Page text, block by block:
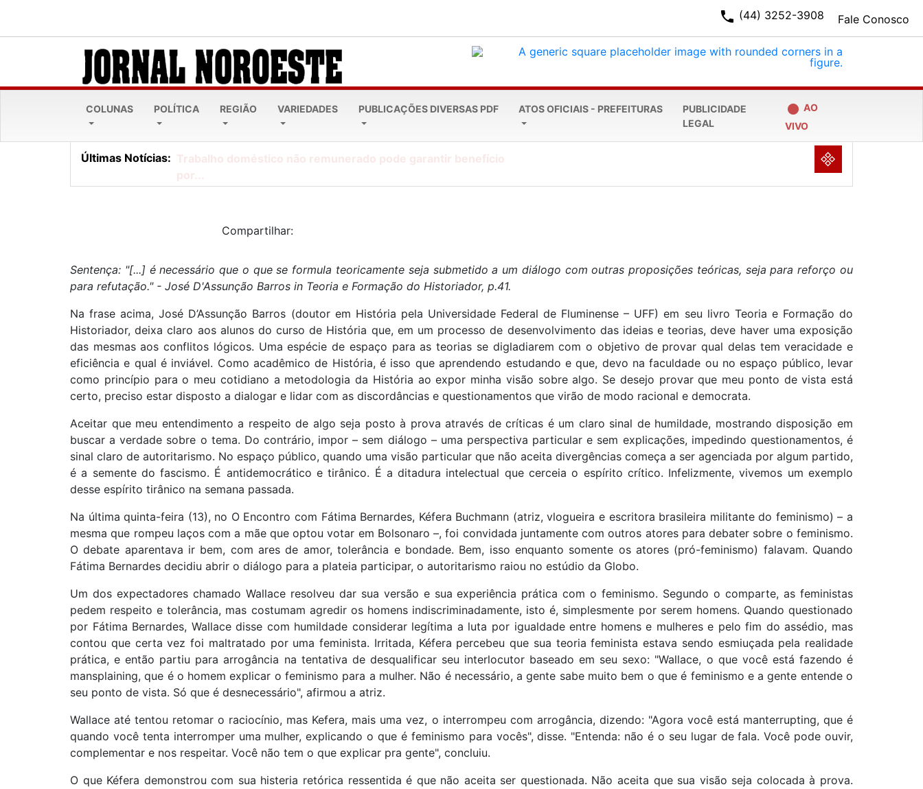
Fale Conosco
phone (44) 3252-3908
COLUNAS POLÍTICA REGIÃO VARIEDADES PUBLICAÇÕES DIVERSAS PDF ATOS OFICIAIS - PREFEITURAS
PUBLICIDADE
LEGAL
fiber_manual_record AO
VIVO
Últimas Notícias: NULL
Compartilhar:
Sentença: "[...] é necessário que o que se formula teoricamente seja submetido a um diálogo com outras proposições teóricas, seja para reforço ou
para refutação." - José D'Assunção Barros in Teoria e Formação do Historiador, p.41.
Na frase acima, José D’Assunção Barros (doutor em História pela Universidade Federal de Fluminense – UFF) em seu livro Teoria e Formação do
Historiador, deixa claro aos alunos do curso de História que, em um processo de desenvolvimento das ideias e teorias, deve haver uma exposição
das mesmas aos conflitos lógicos. Uma espécie de espaço para as teorias se digladiarem com o objetivo de provar qual delas tem veracidade e
eficiência e qual é inviável. Como acadêmico de História, é isso que aprendendo estudando e que, devo na faculdade ou no espaço público, levar
como princípio para o meu cotidiano a metodologia da História ao expor minha visão sobre algo. Se desejo provar que meu ponto de vista está
certo, preciso estar disposto a dialogar e lidar com as discordâncias e questionamentos que virão de modo racional e democrata.
Aceitar que meu entendimento a respeito de algo seja posto à prova através de críticas é um claro sinal de humildade, mostrando disposição em
buscar a verdade sobre o tema. Do contrário, impor – sem diálogo – uma perspectiva particular e sem explicações, impedindo questionamentos, é
sinal claro de autoritarismo. No espaço público, quando uma visão particular que não aceita divergências começa a ser agenciada por algum partido,
é a semente do fascismo. É antidemocrático e tirânico. É a ditadura intelectual que cerceia o espírito crítico. Infelizmente, vivemos um exemplo
desse espírito tirânico na semana passada.
Na última quinta-feira (13), no O Encontro com Fátima Bernardes, Kéfera Buchmann (atriz, vlogueira e escritora brasileira militante do feminismo) – a
mesma que rompeu laços com a mãe que optou votar em Bolsonaro –, foi convidada juntamente com outros atores para debater sobre o feminismo.
O debate aparentava ir bem, com ares de amor, tolerância e bondade. Bem, isso enquanto somente os atores (pró-feminismo) falavam. Quando
Fátima Bernardes decidiu abrir o diálogo para a plateia participar, o autoritarismo raiou no estúdio da Globo.
Um dos expectadores chamado Wallace resolveu dar sua versão e sua experiência prática com o feminismo. Segundo o comparte, as feministas
pedem respeito e tolerância, mas costumam agredir os homens indiscriminadamente, isto é, simplesmente por serem homens. Quando questionado
por Fátima Bernardes, Wallace disse com humildade considerar legítima a luta por igualdade entre homens e mulheres e pelo fim do assédio, mas
contou que certa vez foi maltratado por uma feminista. Irritada, Kéfera percebeu que sua teoria feminista estava sendo esmiuçada pela realidade
prática, e então partiu para arrogância na tentativa de desqualificar seu interlocutor baseado em seu sexo: "Wallace, o que você está fazendo é
mansplaining, que é o homem explicar o feminismo para a mulher. Não é necessário, a gente sabe muito bem o que é feminismo e a gente entende o
seu ponto de vista. Só que é desnecessário", afirmou a atriz.
Wallace até tentou retomar o raciocínio, mas Kefera, mais uma vez, o interrompeu com arrogância, dizendo: "Agora você está manterrupting, que é
quando você tenta interromper uma mulher, explicando o que é feminismo para vocês", disse. "Entenda: não é o seu lugar de fala. Você pode ouvir,
complementar e nos respeitar. Você não tem o que explicar pra gente", concluiu.
O que Kéfera demonstrou com sua histeria retórica ressentida é que não aceita ser questionada. Não aceita que sua visão seja colocada à prova.